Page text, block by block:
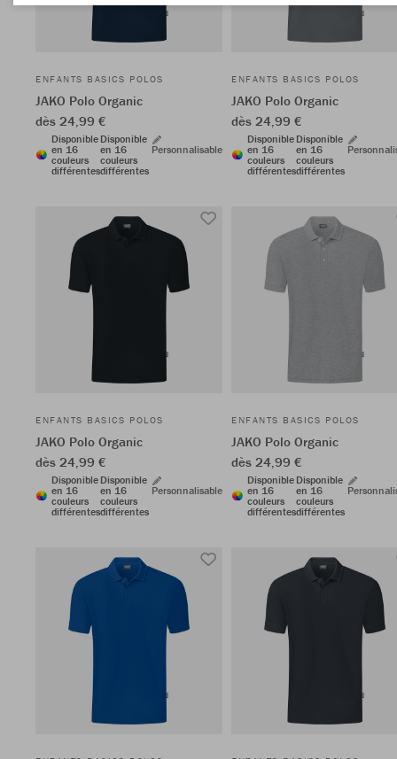
ENFANTS BASICS POLOS
JAKO Polo Organic
dès 24,99 €
Disponible
en 16
couleurs
différentes
Disponible
en 16
couleurs
différentes
Personnalisable
ENFANTS BASICS POLOS
JAKO Polo Organic
dès 24,99 €
Disponible
en 16
couleurs
différentes
Disponible
en 16
couleurs
différentes
ENFANTS BASICS POLOS
JAKO Polo Organic
dès 24,99 €
Disponible
en 16
couleurs
différentes
Disponible
en 16
couleurs
différentes
Personnalisable
ENFANTS BASICS POLOS
JAKO Polo Organic
dès 24,99 €
Disponible
en 16
couleurs
différentes
Disponible
en 16
couleurs
différentes